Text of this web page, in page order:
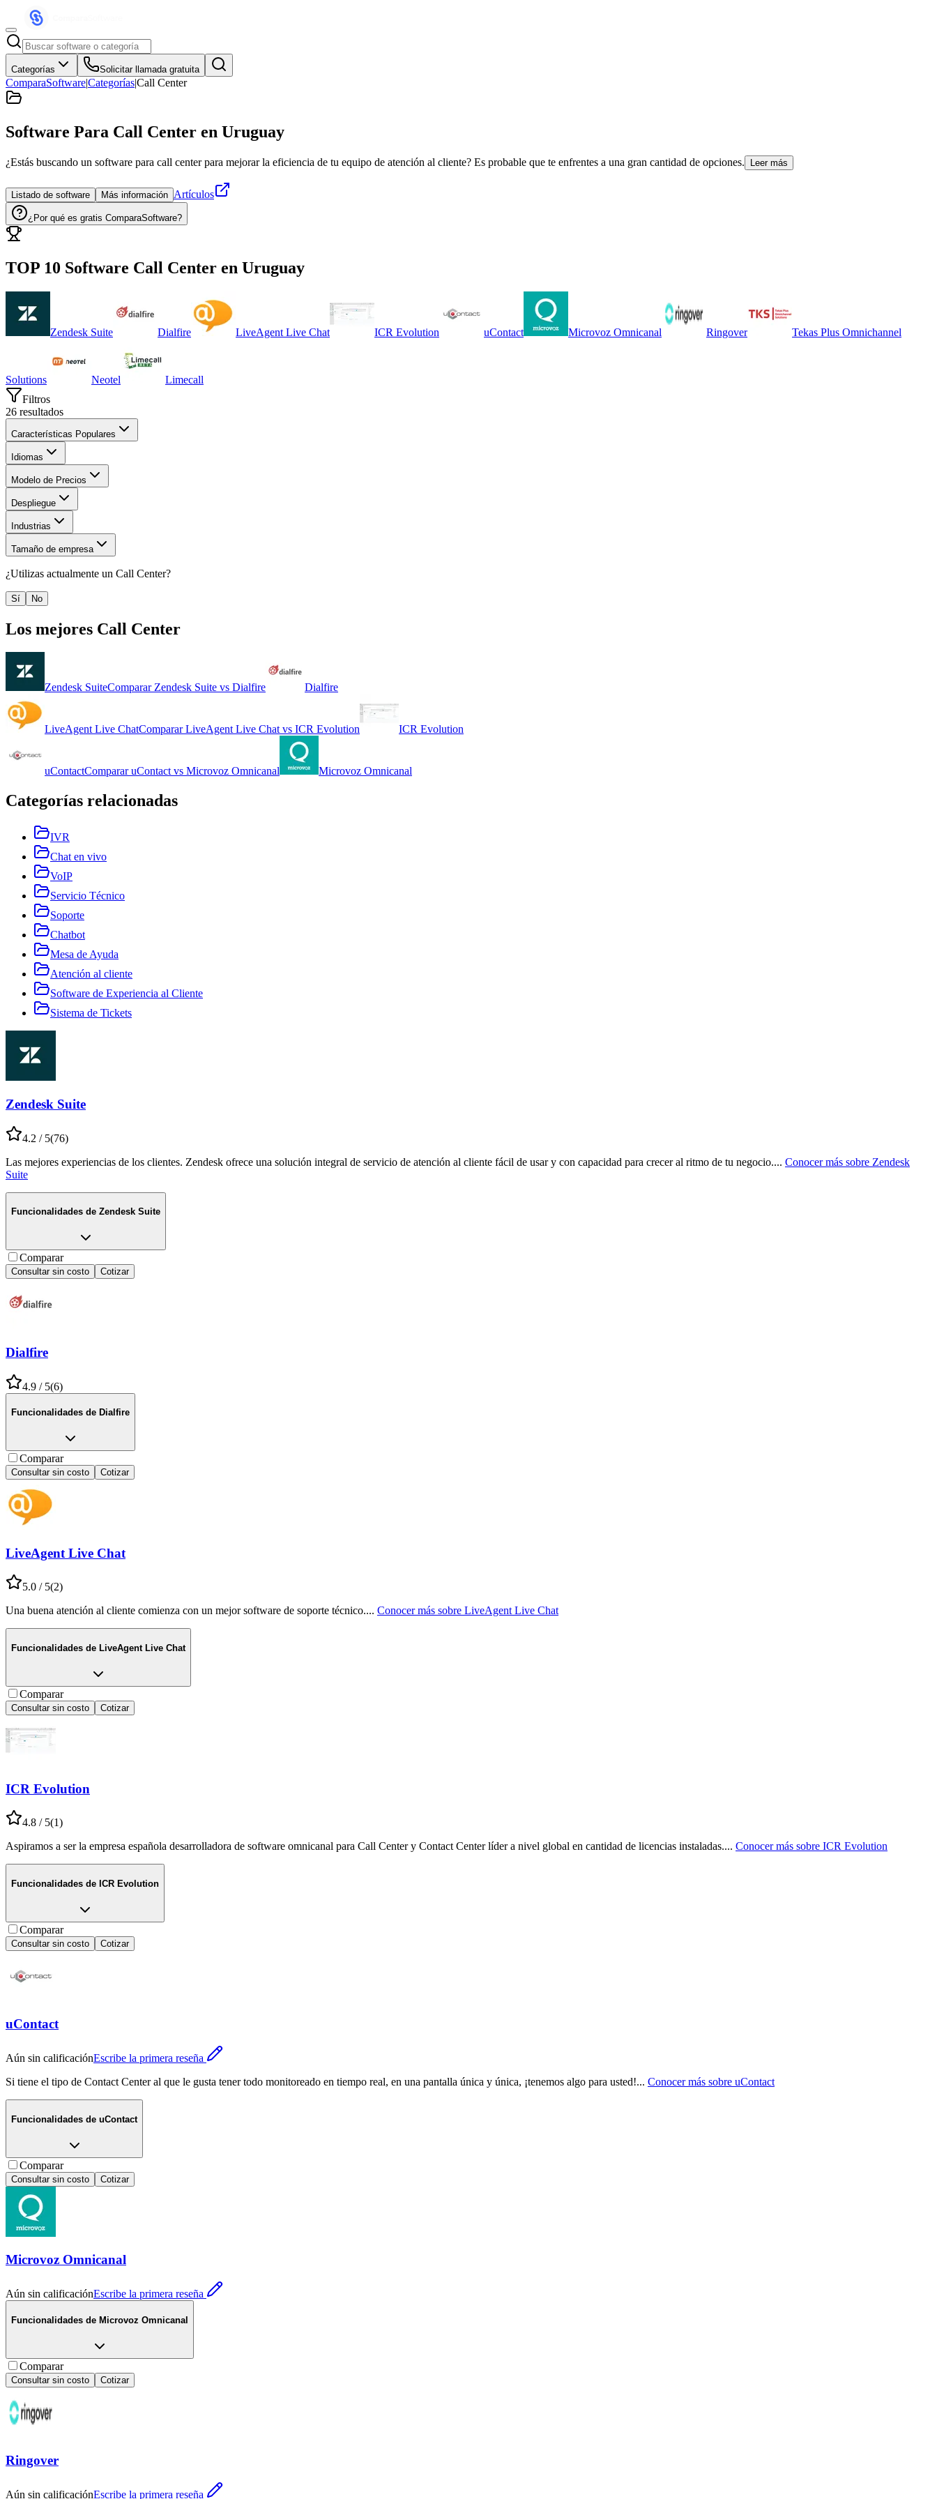
Categorías Solicitar llamada gratuita
ComparaSoftware|Categorías|Call Center
Software Para Call Center en Uruguay
¿Estás buscando un software para call center para mejorar la eficiencia de tu equipo de atención al cliente? Es probable que te enfrentes a una gran cantidad de opciones. Leer más
Listado de software Más información Artículos
¿Por qué es gratis ComparaSoftware?
TOP 10 Software Call Center en Uruguay
Zendesk Suite Dialfire LiveAgent Live Chat ICR Evolution uContact Microvoz Omnicanal Ringover Tekas Plus Omnichannel
Solutions Neotel
Limecall
Filtros
26 resultados
Características Populares
Idiomas
Modelo de Precios
Despliegue
Industrias
Tamaño de empresa
¿Utilizas actualmente un Call Center?
Sí No
Los mejores Call Center
Zendesk SuiteComparar Zendesk Suite vs Dialfire Dialfire
LiveAgent Live ChatComparar LiveAgent Live Chatvs ICR Evolution ICR Evolution
uContactComparar uContactvs Microvoz Omnicanal Microvoz Omnicanal
Categorías relacionadas
IVR
Chat en vivo
VoIP
Servicio Técnico
Soporte
Chatbot
Mesa de Ayuda
Atención al cliente
Software de Experiencia al Cliente
Sistema de Tickets
Zendesk Suite
4.2 / 5(76)
Las mejores experiencias de los clientes. Zendesk ofrece una solución integral de servicio de atención al cliente fácil de usar y con capacidad para crecer al ritmo de tu negocio.... Conocer más sobre Zendesk
Suite
Funcionalidades de Zendesk Suite
Comparar
Consultar sin costo Cotizar
Dialfire
4.9 / 5(6)
Funcionalidades de Dialfire
Comparar
Consultar sin costo Cotizar
LiveAgent Live Chat
5.0 / 5(2)
Una buena atención al cliente comienza con un mejor software de soporte técnico.... Conocer más sobre LiveAgent Live Chat
Funcionalidades de LiveAgent Live Chat
Comparar
Consultar sin costo Cotizar
ICR Evolution
4.8 / 5(1)
Aspiramos a ser la empresa española desarrolladora de software omnicanal para Call Center y Contact Center líder a nivel global en cantidad de licencias instaladas.... Conocer más sobre ICR Evolution
Funcionalidades de ICR Evolution
Comparar
Consultar sin costo Cotizar
uContact
Aún sin calificaciónEscribe la primera reseña
Si tiene el tipo de Contact Center al que le gusta tener todo monitoreado en tiempo real, en una pantalla única y única, ¡tenemos algo para usted!... Conocer más sobre uContact
Funcionalidades de uContact
Comparar
Consultar sin costo Cotizar
Microvoz Omnicanal
Aún sin calificaciónEscribe la primera reseña
Funcionalidades de Microvoz Omnicanal
Comparar
Consultar sin costo Cotizar
Ringover
Aún sin calificaciónEscribe la primera reseña